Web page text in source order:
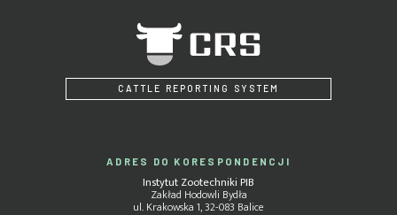
CATTLE REPORTING SYSTEM
ADRES DO KORESPONDENCJI
Instytut Zootechniki PIB
Zakład Hodowli Bydła
ul. Krakowska 1, 32-083 Balice